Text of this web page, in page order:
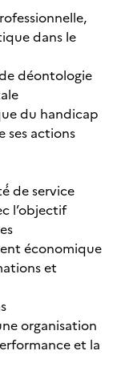
dans le
déontologie
du handicap
ses actions
de service
l’objectif
économique
et
organisation
et la